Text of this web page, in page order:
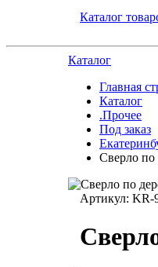
Каталог
Каталог
Главная
Каталог
.Прочее
Под заказ
Сверло по
Артикул: KR-